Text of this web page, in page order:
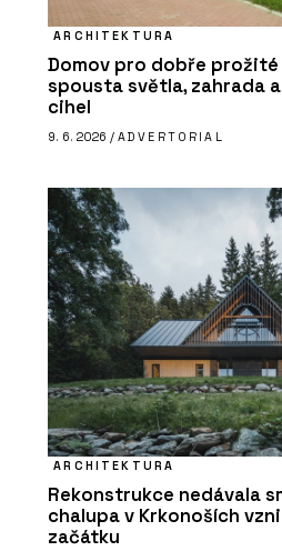
ARCHITEKTURA
Domov pro dobře
spousta světla, zahrada
cihel
9. 6. 2026 / ADVERTORIAL
ARCHITEKTURA
Rekonstrukce nedávala
chalupa v Krkonoších
začátku